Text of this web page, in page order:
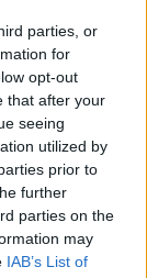
parties, or
for
opt-out
that after your
seeing
utilized by
prior to
further
parties on the
may
IAB’s List of
worden
blikt